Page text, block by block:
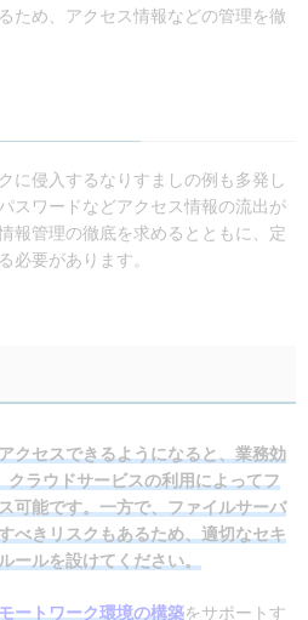
ため、アクセス情報などの管理を徹
に侵入するなりすましの例も多発し
スワードなどアクセス情報の流出が
報管理の徹底を求めるとともに、定
必要があります。
クセスできるようになると、業務効
クラウドサービスの利用によってフ
可能です。一方で、ファイルサーバ
べきリスクもあるため、適切なセキ
ールを設けてください。
ートワーク環境の構築をサポートす